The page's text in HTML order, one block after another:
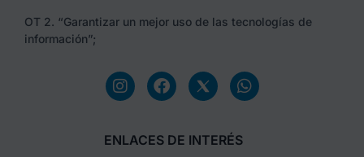
OT 2. “Garantizar un mejor uso de las tecnologías de
información”;
ENLACES DE INTERÉS